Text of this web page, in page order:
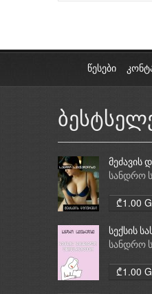
წესები
მეძავის
სანდრო
₾1.00
სექსის
სანდრო
₾1.00